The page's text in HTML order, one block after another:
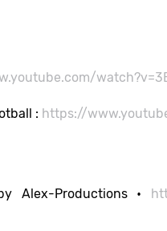
: https://
Alex-Productions •